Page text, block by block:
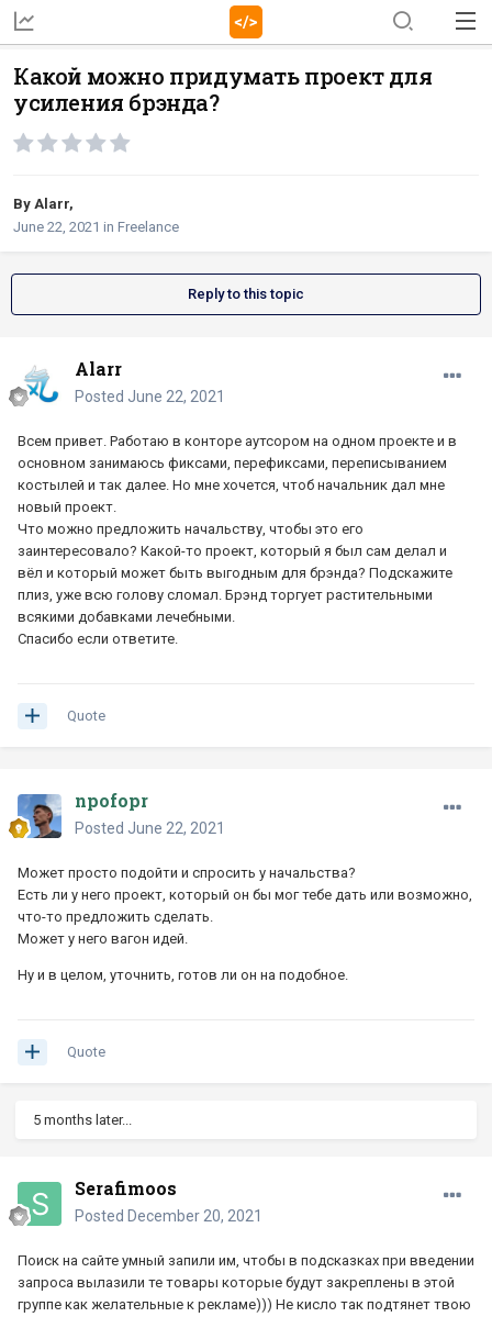
Какой можно придумать проект для
усиления брэнда?
By Alarr,
June 22, 2021 in Freelance
Reply to this topic
Alarr
Posted June 22, 2021
Всем привет. Работаю в конторе аутсором на одном проекте и в
основном занимаюсь фиксами, перефиксами, переписыванием
костылей и так далее. Но мне хочется, чтоб начальник дал мне
новый проект.
Что можно предложить начальству, чтобы это его
заинтересовало? Какой-то проект, который я был сам делал и
вёл и который может быть выгодным для брэнда? Подскажите
плиз, уже всю голову сломал. Брэнд торгует растительными
всякими добавками лечебными.
Спасибо если ответите.
Quote
npofopr
Posted June 22, 2021
Может просто подойти и спросить у начальства?
Есть ли у него проект, который он бы мог тебе дать или возможно,
что-то предложить сделать.
Может у него вагон идей.
Ну и в целом, уточнить, готов ли он на подобное.
Quote
5 months later...
Serafimoos
Posted December 20, 2021
Поиск на сайте умный запили им, чтобы в подсказках при введении
запроса вылазили те товары которые будут закреплены в этой
группе как желательные к рекламе))) Не кисло так подтянет твою